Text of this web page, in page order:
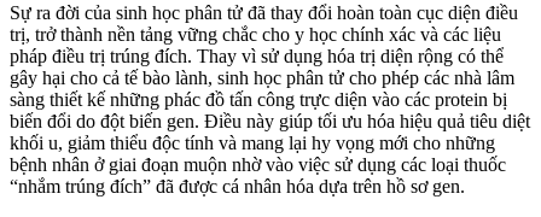
Sự ra đời của sinh học phân tử đã thay đổi hoàn toàn cục diện điều
trị, trở thành nền tảng vững chắc cho y học chính xác và các liệu
pháp điều trị trúng đích. Thay vì sử dụng hóa trị diện rộng có thể
gây hại cho cả tế bào lành, sinh học phân tử cho phép các nhà lâm
sàng thiết kế những phác đồ tấn công trực diện vào các protein bị
biến đổi do đột biến gen. Điều này giúp tối ưu hóa hiệu quả tiêu diệt
khối u, giảm thiểu độc tính và mang lại hy vọng mới cho những
bệnh nhân ở giai đoạn muộn nhờ vào việc sử dụng các loại thuốc
“nhắm trúng đích” đã được cá nhân hóa dựa trên hồ sơ gen.